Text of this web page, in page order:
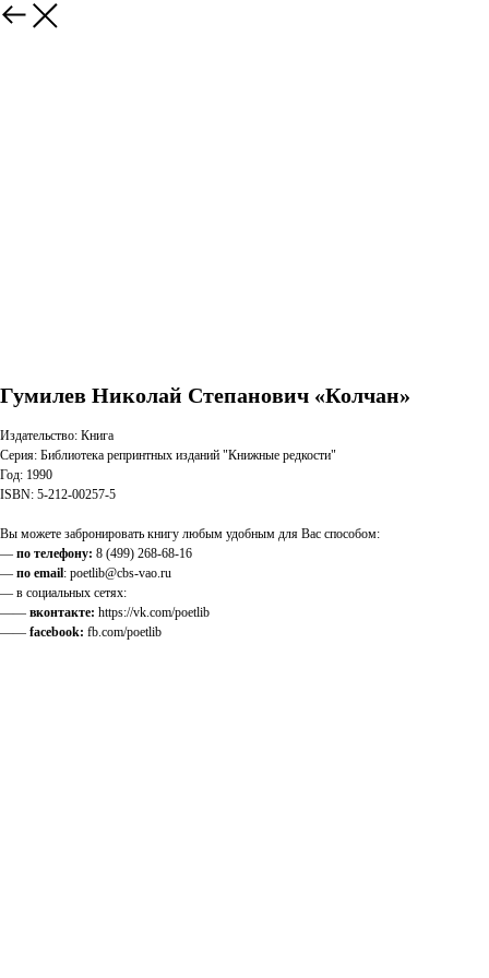
Гумилев Николай Степанович «Колчан»
Издательство: Книга
Серия: Библиотека репринтных изданий "Книжные редкости"
Год: 1990
ISBN: 5-212-00257-5
Вы можете забронировать книгу любым удобным для Вас способом:
— по телефону: 8 (499) 268-68-16
— по email: poetlib@cbs-vao.ru
— в социальных сетях:
—— вконтакте: https://vk.com/poetlib
—— facebook: fb.com/poetlib